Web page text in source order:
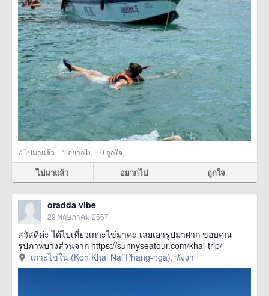
7ไปมาแล้ว · 1 อยากไป · 0 ถูกใจ
ไปมาแล้ว อยากไป ถูกใจ
oradda vibe
29 พฤษภาคม 2567
สวัสดีค่ะ ได้ไปเที่ยวเกาะไข่มาค่ะ เลยเอารูปมาฝาก ขอบคุณ
รูปภาพบางส่วนจาก https://sunnyseatour.com/khai-trip/
เกาะไข่ใน (Koh Khai Nai Phang-nga), พังงา